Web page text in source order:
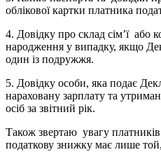
облікової картки платника
4. Довідку про склад сім’ї або
народження у випадку, якщо
один із подружжя.
5. Довідку особи, яка подає
нараховану зарплату та
осіб за звітний рік.
Також звертаю увагу
податкову знижку має лише